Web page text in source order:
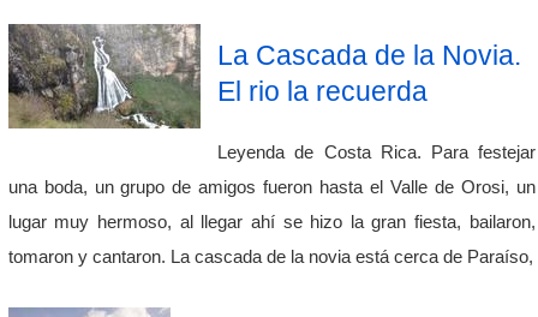
La Cascada de la Novia.
El rio la recuerda
Leyenda de Costa Rica. Para festejar
una boda, un grupo de amigos fueron hasta el Valle de Orosi, un
lugar muy hermoso, al llegar ahí se hizo la gran fiesta, bailaron,
tomaron y cantaron. La cascada de la novia está cerca de Paraíso,